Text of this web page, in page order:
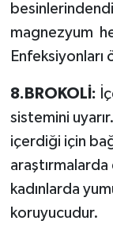
magnezyum
Enfeksiyonları
8.BROKOLİ:
sistemini
içerdiği için
kadınlarda
koruyucudur.